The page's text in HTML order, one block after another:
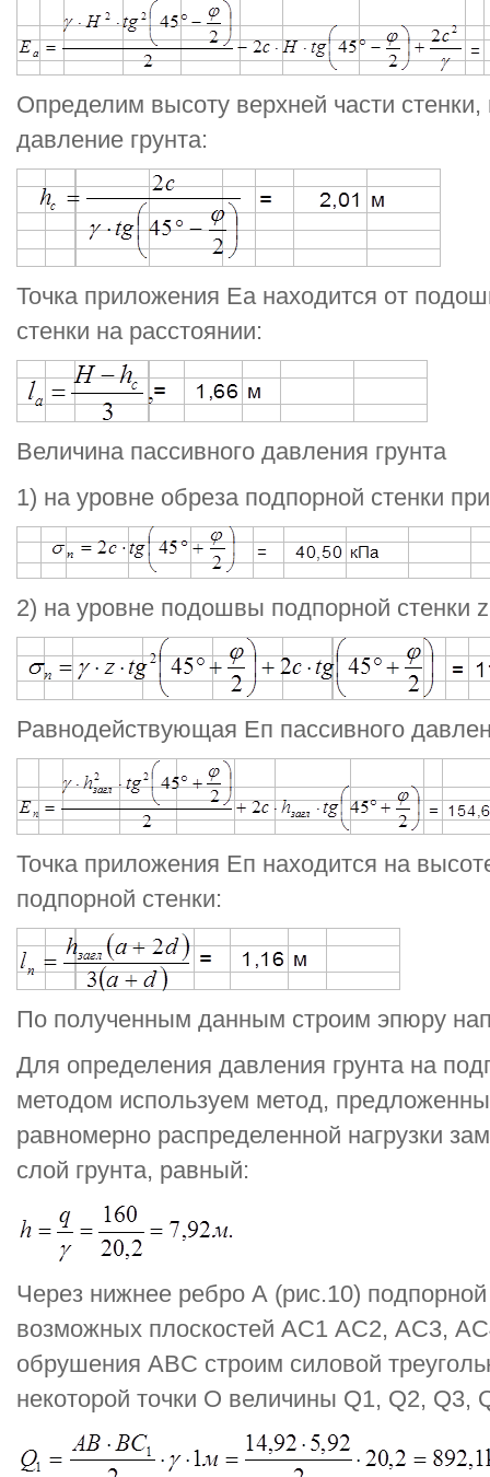
Определим высоту верхней части
давление грунта:
Точка приложения Еа находится от
стенки на расстоянии:
Величина пассивного давления грунта
1) на уровне обреза подпорной стенки
2) на уровне подошвы подпорной стенки
Равнодействующая Еп пассивного
Точка приложения Еп находится на
подпорной стенки:
По полученным данным строим эпюру
Для определения давления грунта на
методом используем метод,
равномерно распределенной нагрузки
слой грунта, равный:
Через нижнее ребро А (рис.10)
возможных плоскостей АС1 АС2, АС3,
обрушения ABC строим силовой
некоторой точки О величины Q1, Q2, Q3,